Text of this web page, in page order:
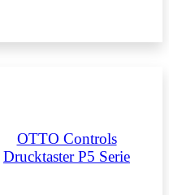
OTTO Controls
Drucktaster P5 Serie